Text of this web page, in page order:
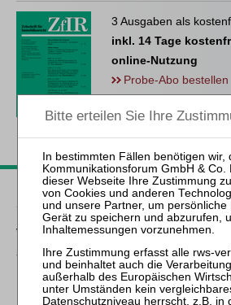
3 Ausgaben als
inkl. 14 Tage
online-Nutzung
Probe-Abo bestellen
Passende Bücher
von Wilmowsky
Schneeballsysteme der
Kapitalanlage
Klostermann